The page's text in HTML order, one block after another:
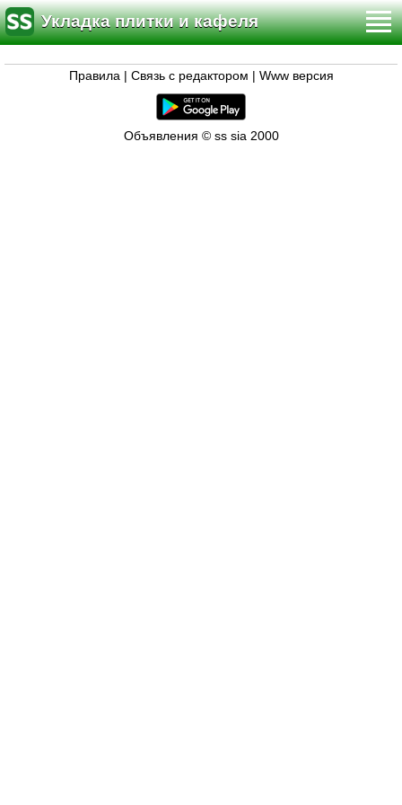
Укладка плитки и кафеля
Правила Связь с редактором Www версия
Объявления © ss sia 2000